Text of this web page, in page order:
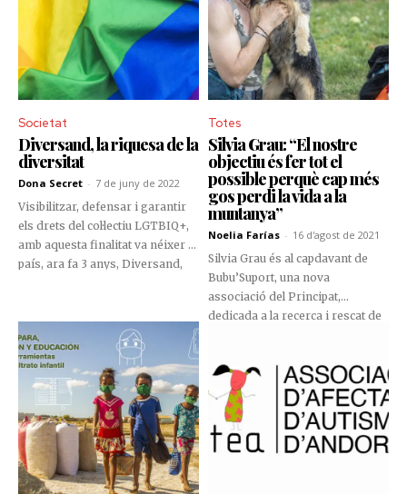
l’associació.
homenatge als donants
d’òrgans, cèl·lules i teixits.
Societat
Diversand, la riquesa de la
diversitat
Dona Secret - 7 de juny de 2022
Visibilitzar, defensar i garantir
els drets del col·lectiu LGTBIQ+,
amb aquesta finalitat va néixer al
país, ara fa 3 anys, Diversand,
acull al voltant de 30 persones.
Totes
Silvia Grau: “El nostre
objectiu és fer tot el
possible perquè cap més
gos perdi la vida a la
muntanya”
Noelia Farías - 16 d'agost de 2021
Silvia Grau és al capdavant de
Bubu’Suport, una nova
associació del Principat,
dedicada a la recerca i rescat de
es van rescatar 24 gossos, no
obstant això, la Silvia creu que el
control visual i la col·locació
d'una armilla reflectant i un
localitzador GPS són elements